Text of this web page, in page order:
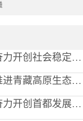
沿着总书记的足迹·新疆篇：奋力开创社会稳定和长治久安新局面
沿着总书记的足迹·青海篇：推进青藏高原生态保护和高质量发展取得新成就
沿着总书记的足迹·北京篇：奋力开创首都发展更加美好的明天